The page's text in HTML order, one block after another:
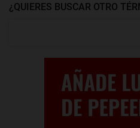
¿QUIERES BUSCAR OTRO